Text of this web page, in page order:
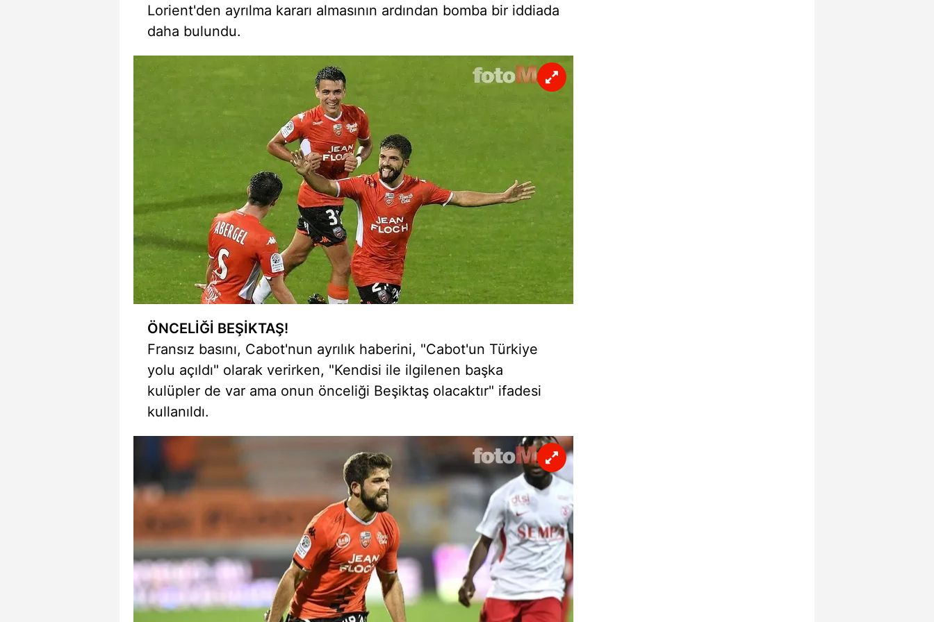
mevzuata uygun olarak kullanılan çerezlerle ilgili bilgi almak için lütfentıklayınız.
Lorient'den ayrılma kararı almasının ardından bomba bir iddiada
daha bulundu.
ÖNCELİĞİ BEŞİKTAŞ!
Fransız basını, Cabot'nun ayrılık haberini, "Cabot'un Türkiye
yolu açıldı" olarak verirken, "Kendisi ile ilgilenen başka
kulüpler de var ama onun önceliği Beşiktaş olacaktır" ifadesi
kullanıldı.